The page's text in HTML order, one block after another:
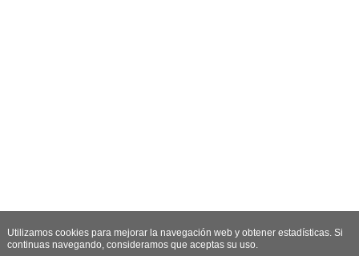
Utilizamos cookies para mejorar la navegación web y obtener estadísticas. Si
continuas navegando, consideramos que aceptas su uso.